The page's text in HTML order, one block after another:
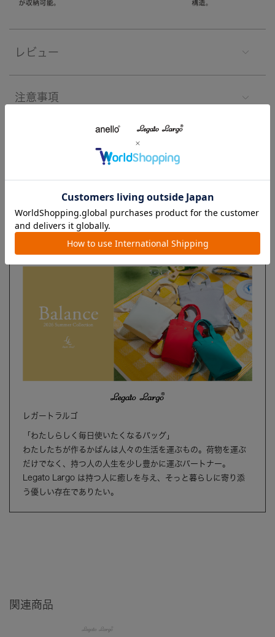
レビュー
注意事項
ブランド
レガートラルゴ
「わたしらしく毎日使いたくなるバッグ」
わたしたちが作るかばんは人々の生活を運ぶもの。荷物を運ぶ
だけでなく、持つ人の人生を少し豊かに運ぶパートナー。
Legato Largo は持つ人に癒しを与え、そっと暮らしに寄り添
う優しい存在でありたい。
関連商品